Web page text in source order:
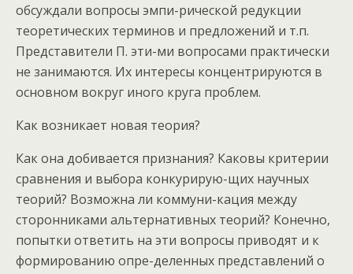
обсуждали вопросы эмпи-рической редукции
теоретических терминов и предложений и т.п.
Представители П. эти-ми вопросами практически
не занимаются. Их интересы концентрируются в
основном вокруг иного круга проблем.
Как возникает новая теория?
Как она добивается признания? Каковы критерии
сравнения и выбора конкурирую-щих научных
теорий? Возможна ли коммуни-кация между
сторонниками альтернативных теорий? Конечно,
попытки ответить на эти вопросы приводят и к
формированию опре-деленных представлений о